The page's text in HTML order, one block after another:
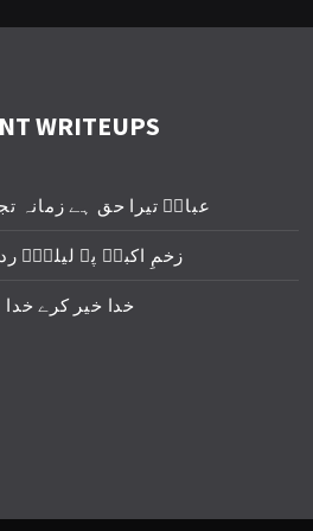
WRITEUPS
عباسؑ تیرا حق ہے زمانہ
زخمِ اکبرؑ پہ لیلیٰؑ
خدا خیر کرے